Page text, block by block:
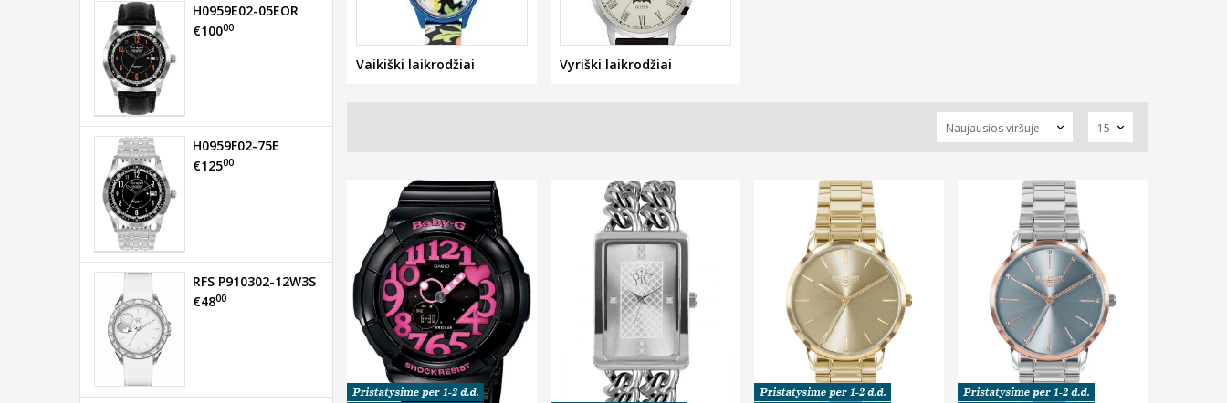
Vaikiški laikrodžiai Vyriški laikrodžiai
H0959E02-05EOR
€10000
H0959F02-75E
€12500
RFS P910302-12W3S
€4800